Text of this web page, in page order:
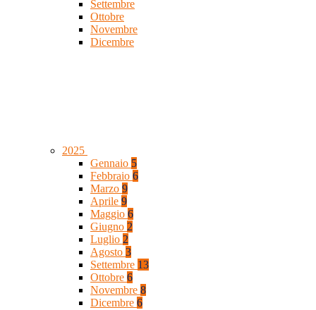
Settembre
Ottobre
Novembre
Dicembre
2025
Gennaio 5
Febbraio 6
Marzo 9
Aprile 9
Maggio 6
Giugno 2
Luglio 2
Agosto 3
Settembre 13
Ottobre 6
Novembre 8
Dicembre 6